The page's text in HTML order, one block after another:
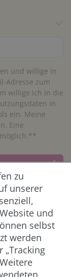
und willige in
Adresse zum
willige ich in die
in
ein. Meine
Eine
ein Pflichtfeld.
zu
unserer
und
selbst
werden
„Tracking